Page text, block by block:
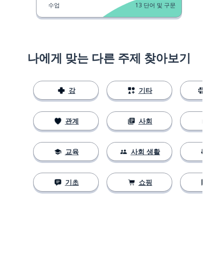
수업 13 단어 및 구문
나에게 맞는 다른 주제 찾아보기
강
관계
교육
기초
기타
사회
사회 생활
쇼핑